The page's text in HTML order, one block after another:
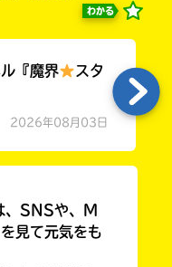
わかる
『魔界
スタ
2026年08月03日
、SNSや、M
見て元気をも